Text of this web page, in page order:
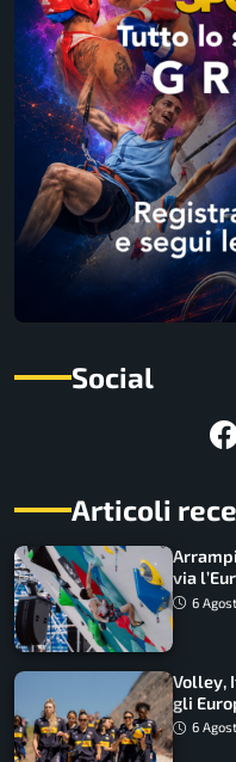
Social
Articoli
via
per la
6
Volley,
gli
tifosi
6